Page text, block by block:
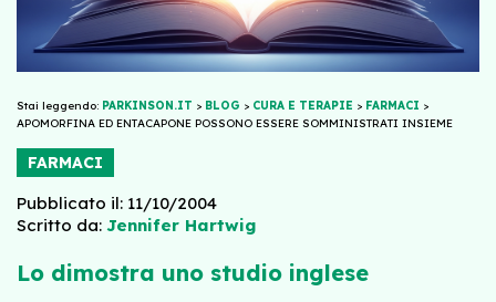
Stai leggendo: PARKINSON.IT > BLOG > CURA E TERAPIE > FARMACI >
APOMORFINA ED ENTACAPONE POSSONO ESSERE SOMMINISTRATI INSIEME
FARMACI
Pubblicato il: 11/10/2004
Scritto da: Jennifer Hartwig
Lo dimostra uno studio inglese